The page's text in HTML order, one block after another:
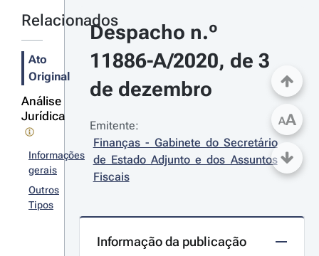
Relacionados
Ato
Original
Análise
Jurídica
Informações
gerais
Outros
Tipos
Despacho n.º
11886-A/2020, de 3
de dezembro
Emitente:
Finanças - Gabinete do Secretário
de Estado Adjunto e dos Assuntos
Fiscais
Informação da publicação
AA